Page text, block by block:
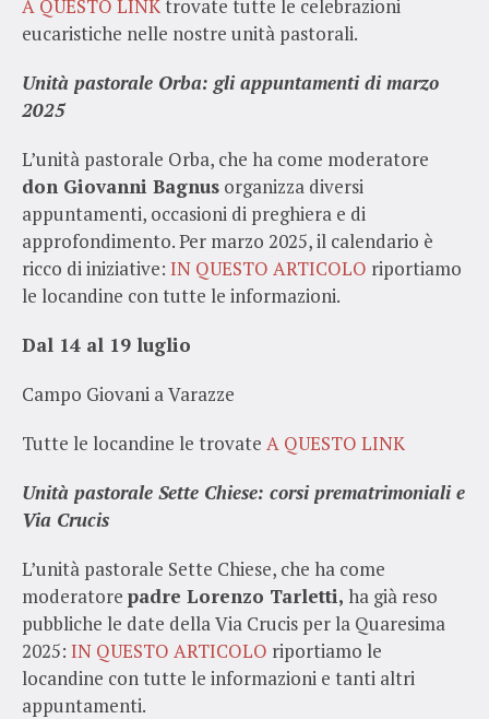
A QUESTO LINKtrovate tutte le celebrazioni
eucaristiche nelle nostre unità pastorali.
Unità pastorale Orba: gli appuntamenti di marzo
2025
L’unità pastorale Orba, che ha come moderatore
don Giovanni Bagnus organizza diversi
appuntamenti, occasioni di preghiera e di
approfondimento. Per marzo 2025, il calendario è
ricco di iniziative: IN QUESTO ARTICOLO riportiamo
le locandine con tutte le informazioni.
Dal 14 al 19 luglio
Campo Giovani a Varazze
Tutte le locandine le trovate A QUESTO LINK
Unità pastorale Sette Chiese: corsi prematrimoniali e
Via Crucis
L’unità pastorale Sette Chiese, che ha come
moderatore padre Lorenzo Tarletti, ha già reso
pubbliche le date della Via Crucis per la Quaresima
2025: IN QUESTO ARTICOLO riportiamo le
locandine con tutte le informazioni e tanti altri
appuntamenti.